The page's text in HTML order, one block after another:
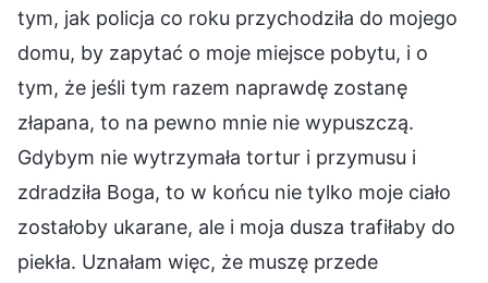
tym, jak policja co roku przychodziła do mojego
domu, by zapytać o moje miejsce pobytu, i o
tym, że jeśli tym razem naprawdę zostanę
złapana, to na pewno mnie nie wypuszczą.
Gdybym nie wytrzymała tortur i przymusu i
zdradziła Boga, to w końcu nie tylko moje ciało
zostałoby ukarane, ale i moja dusza trafiłaby do
piekła. Uznałam więc, że muszę przede